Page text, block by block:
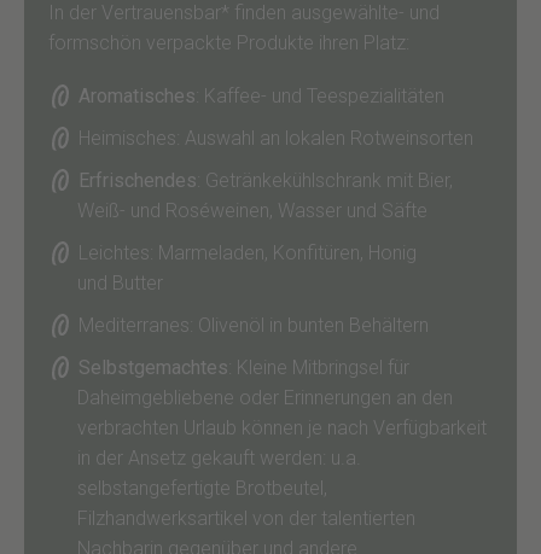
In der Vertrauensbar* finden ausgewählte- und
formschön verpackte Produkte ihren Platz:
Aromatisches : Kaffee- und Teespezialitäten
Heimisches: Auswahl an lokalen Rotweinsorten
Erfrischendes : Getränkekühlschrank mit Bier,
Weiß- und Roséweinen, Wasser und Säfte
Leichtes: Marmeladen, Konfitüren, Honig
und Butter
Mediterranes: Olivenöl in bunten Behältern
Selbstgemachtes : Kleine Mitbringsel für
Daheimgebliebene oder Erinnerungen an den
verbrachten Urlaub können je nach Verfügbarkeit
in der Ansetz gekauft werden: u.a.
selbstangefertigte Brotbeutel,
Filzhandwerksartikel von der talentierten
Nachbarin gegenüber und andere